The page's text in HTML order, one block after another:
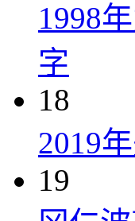
1998
字
18
2019
19